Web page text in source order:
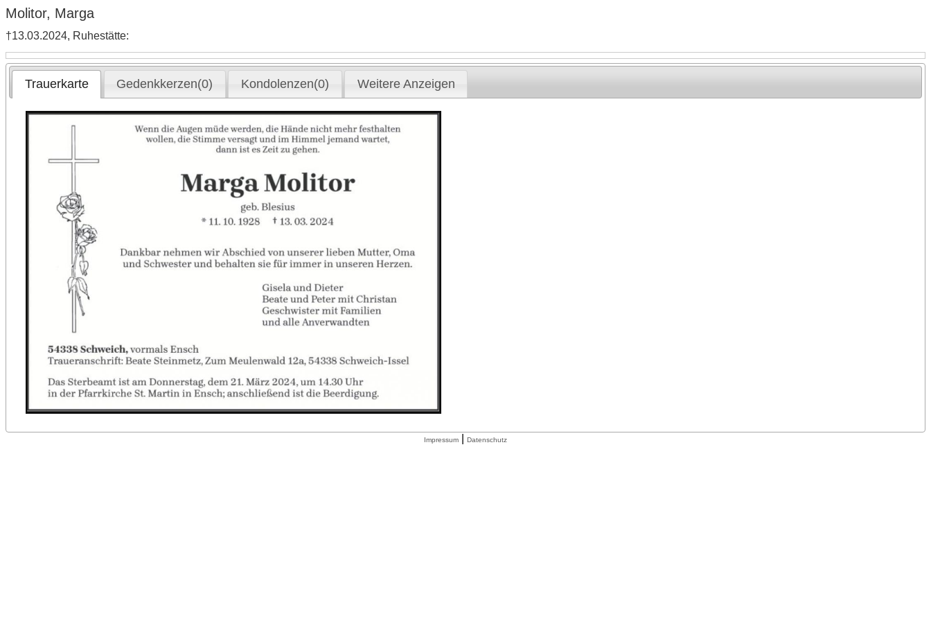
Molitor, Marga
†13.03.2024, Ruhestätte:
Trauerkarte Gedenkkerzen(0) Kondolenzen(0) Weitere Anzeigen
Impressum Datenschutz